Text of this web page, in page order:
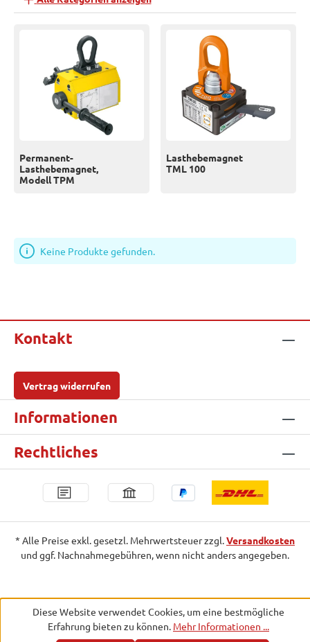
Permanent-
Lasthebemagnet,
Modell TPM
Lasthebemagnet
TML 100
Keine Produkte gefunden.
Kontakt
Vertrag widerrufen
Informationen
Rechtliches
* Alle Preise exkl. gesetzl. Mehrwertsteuer zzgl.Versandkosten
und ggf. Nachnahmegebühren, wenn nicht anders angegeben.
Diese Website verwendet Cookies, um eine bestmögliche
Erfahrung bieten zu können. Mehr Informationen ...